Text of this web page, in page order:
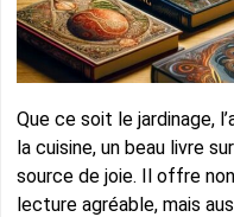
Que ce soit le jardinage,
la cuisine, un beau livre
source de joie. Il offre
lecture agréable, mais